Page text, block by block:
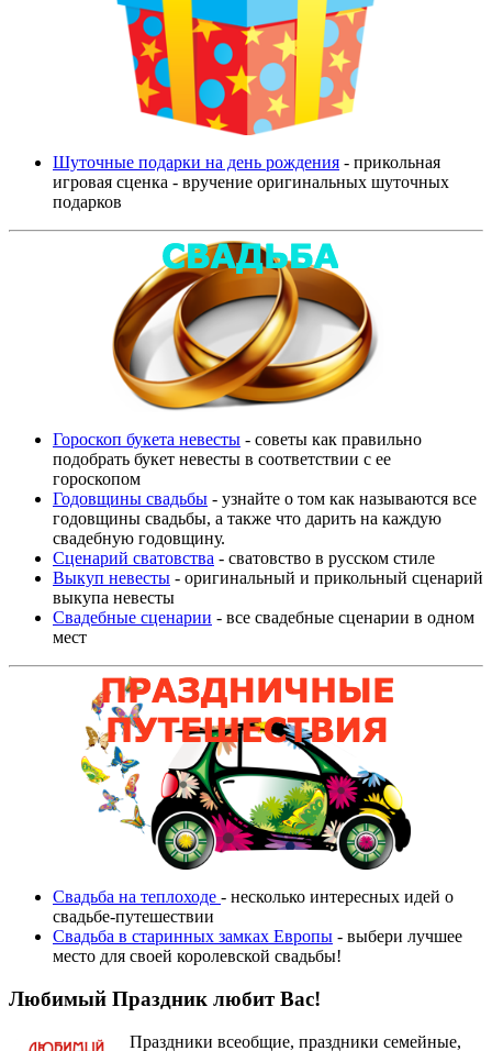
Шуточные подарки на день рождения - прикольная
игровая сценка - вручение оригинальных шуточных
подарков
Гороскоп букета невесты - советы как правильно
подобрать букет невесты в соответствии с ее
гороскопом
Годовщины свадьбы - узнайте о том как называются все
годовщины свадьбы, а также что дарить на каждую
свадебную годовщину.
Сценарий сватовства - сватовство в русском стиле
Выкуп невесты - оригинальный и прикольный сценарий
выкупа невесты
Свадебные сценарии - все свадебные сценарии в одном
мест
Свадьба на теплоходе - несколько интересных идей о
свадьбе-путешествии
Свадьба в старинных замках Европы - выбери лучшее
место для своей королевской свадьбы!
Любимый Праздник любит Вас!
Праздники всеобщие, праздники семейные,